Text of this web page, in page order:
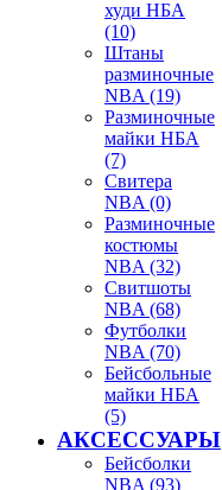
худи НБА
(10)
Штаны
разминочные
NBA (19)
Разминочные
майки НБА
(7)
Свитера
NBA (0)
Разминочные
костюмы
NBA (32)
Свитшоты
NBA (68)
Футболки
NBA (70)
Бейсбольные
майки НБА
(5)
АКСЕССУАРЫ
Бейсболки
NBA (93)